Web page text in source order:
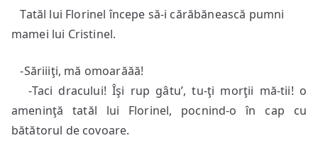
Tatăl lui Florinel începe să-i cărăbănească pumni
mamei lui Cristinel.
-Săriiiţi, mă omoarăăă!
-Taci dracului! Îşi rup gâtu’, tu-ţi morţii mă-tii! o
ameninţă tatăl lui Florinel, pocnind-o în cap cu
bătătorul de covoare.